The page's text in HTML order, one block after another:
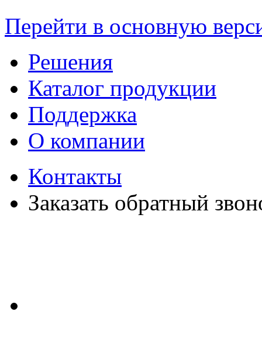
Перейти в основную
Решения
Каталог продукции
Поддержка
О компании
Контакты
Заказать обратный